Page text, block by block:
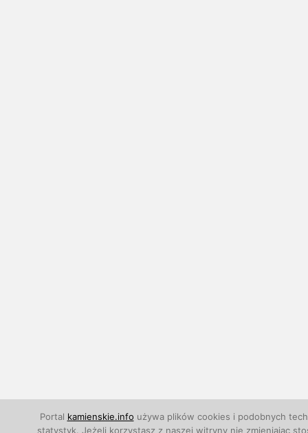
Portal kamienskie.info używa plików cookies i podobnych
statystyk. Jeżeli korzystasz z naszej witryny nie zmieniając